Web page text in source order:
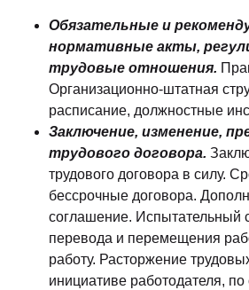
Обязательные и
нормативные акты,
трудовые отношения.
Организационно-штатная
расписание, должностные
Заключение, изменение,
трудового договора.
трудового договора в силу.
бессрочные договора.
соглашение. Испытательный
перевода и перемещения
работу. Расторжение
инициативе работодателя,